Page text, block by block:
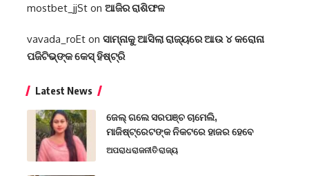
mostbet_jjSt on ଆଜିର ରାଶିଫଳ
vavada_roEt on ସାମ୍ନାକୁ ଆସିଲା ରାଜ୍ୟରେ ଆଉ ୪ କରୋନା
ପଜିଟିଭ୍‌ଙ୍କ କେସ୍‌ ହିଷ୍ଟ୍ରି
Latest News
ଜେଲ୍ ଗଲେ ସରପଞ୍ଚ ଚାମେଲି,
ମାଜିଷ୍ଟ୍ରେଟଙ୍କ ନିକଟରେ ହାଜର ହେବେ
ଅପରାଧରାଜନୀତିରାଜ୍ୟ